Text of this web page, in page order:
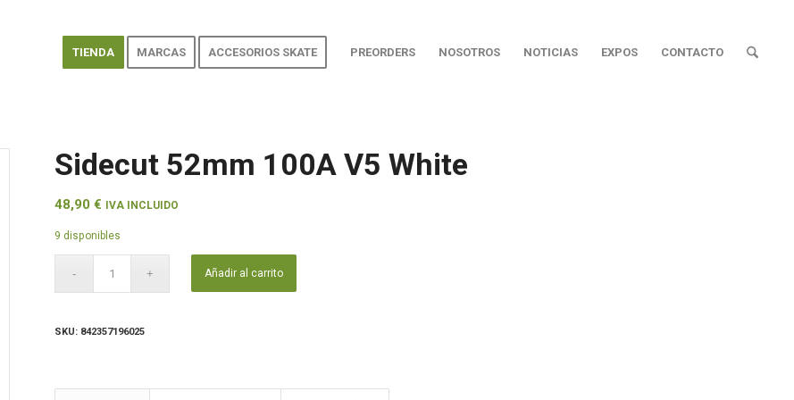
TIENDA MARCAS ACCESORIOS SKATE PREORDERS NOSOTROS NOTICIAS EXPOS CONTACTO
Sidecut 52mm 100A V5 White
48,90€ IVA INCLUIDO
9 disponibles
Añadir al carrito
SKU: 842357196025